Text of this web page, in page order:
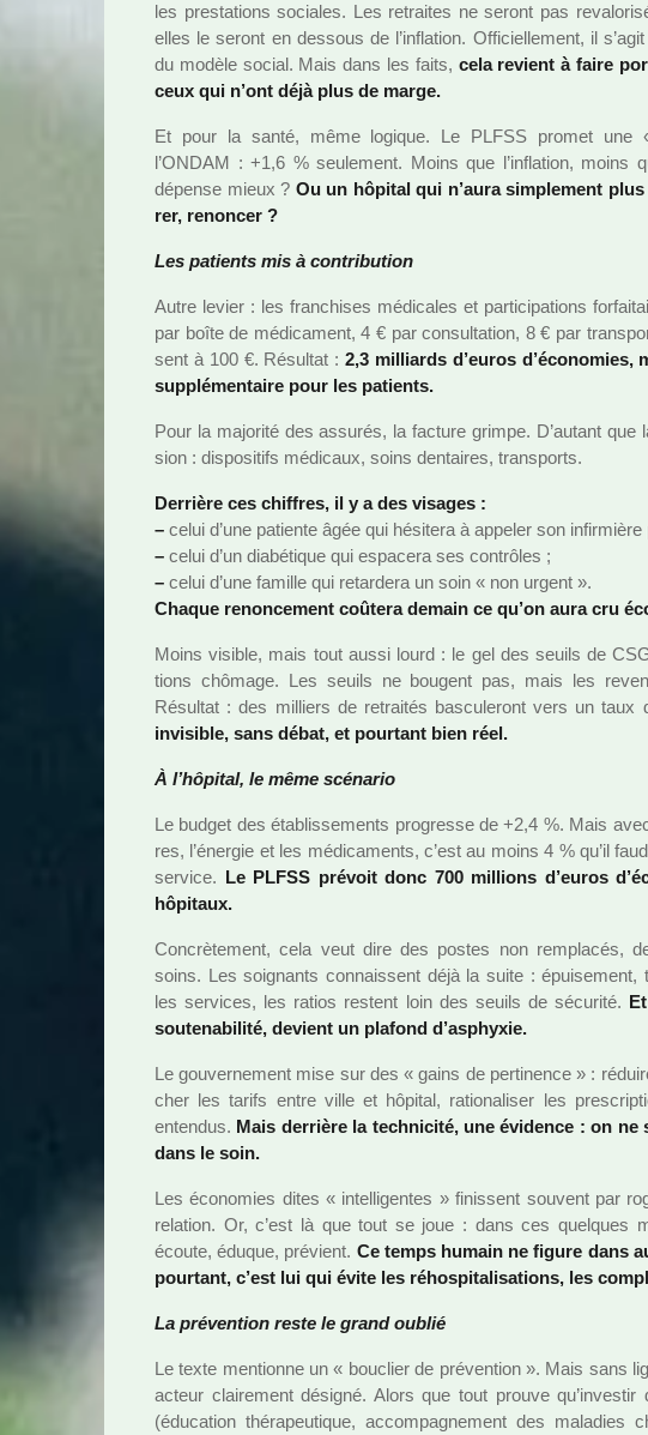
les pres­ta­tions socia­les. Les retrai­tes ne seront pas
elles le seront en des­sous de l’infla­tion. Officiellement, il
du modèle social. Mais dans les faits, cela revient à faire
ceux qui n’ont déjà plus de marge.
Et pour la santé, même logi­que. Le PLFSS promet une
l’ONDAM : +1,6 % seu­le­ment. Moins que l’infla­tion, moins
dépense mieux ? Ou un hôpi­tal qui n’aura sim­ple­ment
rer, renon­cer ?
Les patients mis à contri­bu­tion
Autre levier : les fran­chi­ses médi­ca­les et par­ti­ci­pa­tions
par boîte de médi­ca­ment, 4 € par consul­ta­tion, 8 € par
sent à 100 €. Résultat : 2,3 mil­liards d’euros d’économies,
sup­plé­men­taire pour les patients.
Pour la majo­rité des assu­rés, la fac­ture grimpe. D’autant
sion : dis­po­si­tifs médi­caux, soins den­tai­res, trans­ports.
Derrière ces chif­fres, il y a des visa­ges :
– celui d’une patiente âgée qui hési­tera à appe­ler son
– celui d’un dia­bé­ti­que qui espa­cera ses contrô­les ;
– celui d’une famille qui retar­dera un soin « non urgent ».
Chaque renon­ce­ment coû­tera demain ce qu’on aura cru
Moins visi­ble, mais tout aussi lourd : le gel des seuils de
tions chô­mage. Les seuils ne bou­gent pas, mais les
Résultat : des mil­liers de retrai­tés bas­cu­le­ront vers un taux
invi­si­ble, sans débat, et pour­tant bien réel.
À l’hôpi­tal, le même scé­na­rio
Le budget des établissements pro­gresse de +2,4 %. Mais
res, l’énergie et les médi­ca­ments, c’est au moins 4 % qu’il
ser­vice. Le PLFSS pré­voit donc 700 mil­lions d’euros
hôpi­taux.
Concrètement, cela veut dire des postes non rem­pla­cés,
soins. Les soi­gnants connais­sent déjà la suite : épuisement,
les ser­vi­ces, les ratios res­tent loin des seuils de sécu­rité.
sou­te­na­bi­lité, devient un pla­fond d’asphyxie.
Le gou­ver­ne­ment mise sur des « gains de per­ti­nence » :
cher les tarifs entre ville et hôpi­tal, ratio­na­li­ser les
enten­dus. Mais der­rière la tech­ni­cité, une évidence : on ne
dans le soin.
Les économies dites « intel­li­gen­tes » finis­sent sou­vent par
rela­tion. Or, c’est là que tout se joue : dans ces quel­ques
écoute, éduque, pré­vient. Ce temps humain ne figure dans
pour­tant, c’est lui qui évite les réhos­pi­ta­li­sa­tions, les
La pré­ven­tion reste le grand oublié
Le texte men­tionne un « bou­clier de pré­ven­tion ». Mais sans
acteur clai­re­ment dési­gné. Alors que tout prouve qu’inves­tir
(éducation thé­ra­peu­ti­que, accom­pa­gne­ment des mala­dies